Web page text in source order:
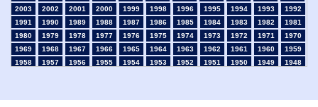
2003
2002 2001 2000 1999 1998 1996 1995 1994 1993
1992
1991
1990 1989 1988 1987 1986 1985 1984 1983 1982
1981
1980
1979 1978 1977 1976 1975 1974 1973 1972 1971
1970
1969
1968 1967 1966 1965 1964 1963 1962 1961 1960
1959
1958
1957 1956 1955 1954 1953 1952 1951 1950 1949
1948
1910
1909 1908 1906 1905 1904 1903 1902 1901 1900
1895